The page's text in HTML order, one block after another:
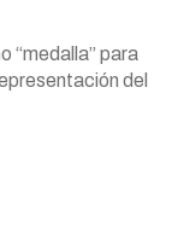
“medalla” para
del